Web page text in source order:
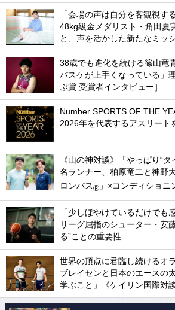
「会場の声は自分を客観視す
48kg級金メダリスト・角田夏
と、声を活かした新たなミッ
38歳でも進化を続ける篠山竜
バスケが上手くなっている」
ぶ賞 受賞者インタビュー］
Number SPORTS OF THE
2026年を代表するアスリート
《山の神対談》「やっぱり“
名ランナー、柏原竜二と神野
ロンパス® 」×コンディショニ
「少しぼやけているだけでも
リーグ屈指のシューター・安
る”ことの重要性
世界の頂点に君臨し続けるオ
ブレイセンと日本のエースの
学ぶこと」《ケイリン国際対